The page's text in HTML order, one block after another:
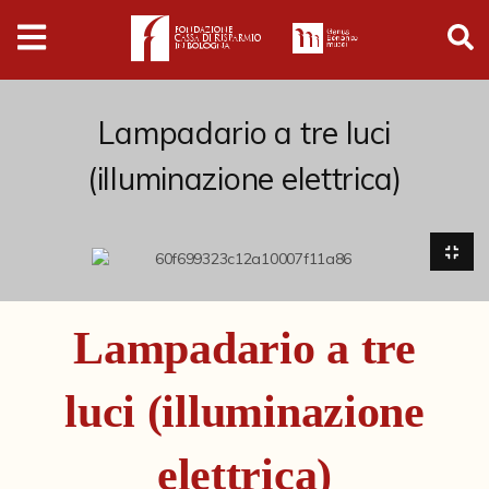
Digital
Humanities
Donazioni
Pubblicazioni
Collezioni
Cataloghi storici
Lampadario a tre luci
(illuminazione elettrica)
Lampadario a tre
luci (illuminazione
elettrica)